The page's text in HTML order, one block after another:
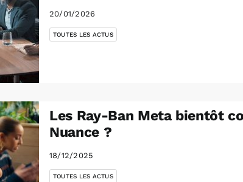
20/01/2026
TOUTES LES ACTUS
Les Ray-Ban Meta bientôt
Nuance ?
18/12/2025
TOUTES LES ACTUS